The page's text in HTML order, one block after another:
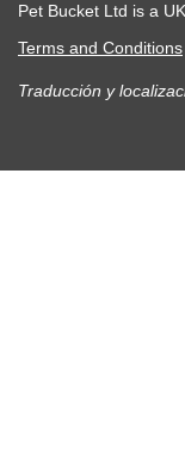
Pet Bucket Ltd is a
Terms and Conditions
Traducción y